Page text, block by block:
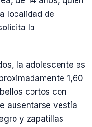
localidad de
la
la adolescente es
1,60
cortos con
ausentarse vestía
y zapatillas